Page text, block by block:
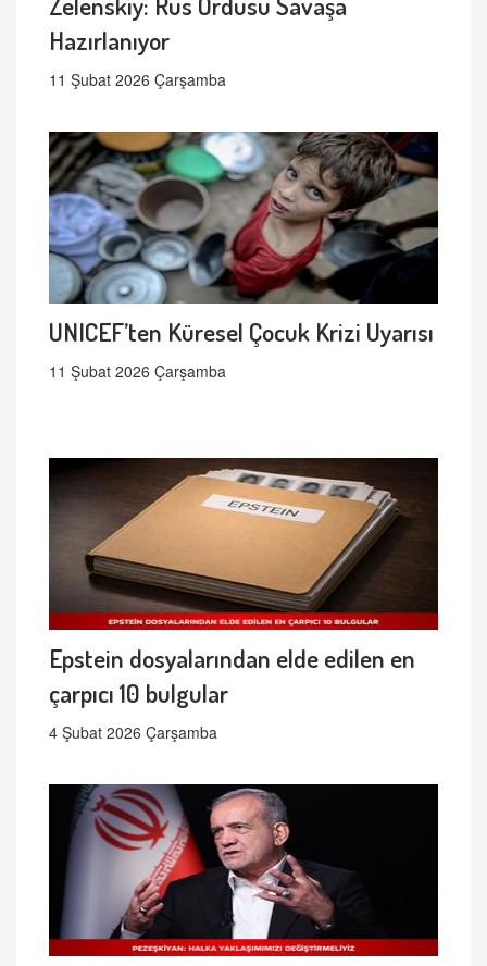
Hazırlanıyor
11 Şubat 2026 Çarşamba
UNICEF’ten Küresel Çocuk Krizi Uyarısı
11 Şubat 2026 Çarşamba
Epstein dosyalarından elde edilen en
çarpıcı 10 bulgular
4 Şubat 2026 Çarşamba